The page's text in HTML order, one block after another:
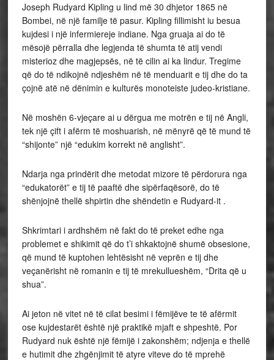
Joseph Rudyard Kipling u lind më 30 dhjetor 1865 në
Bombei, në një familje të pasur. Kipling fillimisht iu besua
kujdesi i një infermiereje indiane. Nga gruaja ai do të
mësojë përralla dhe legjenda të shumta të atij vendi
misterioz dhe magjepsës, në të cilin ai ka lindur. Tregime
që do të ndikojnë ndjeshëm në të menduarit e tij dhe do ta
çojnë atë në dënimin e kulturës monoteiste judeo-kristiane.
Në moshën 6-vjeçare ai u dërgua me motrën e tij në Angli,
tek një çift i afërm të moshuarish, në mënyrë që të mund të
“shijonte” një “edukim korrekt në anglisht”.
Ndarja nga prindërit dhe metodat mizore të përdorura nga
“edukatorët” e tij të paaftë dhe sipërfaqësorë, do të
shënjojnë thellë shpirtin dhe shëndetin e Rudyard-it .
Shkrimtari i ardhshëm në fakt do të preket edhe nga
problemet e shikimit që do t’i shkaktojnë shumë obsesione,
që mund të kuptohen lehtësisht në veprën e tij dhe
veçanërisht në romanin e tij të mrekullueshëm, “Drita që u
shua”.
Ai jeton në vitet në të cilat besimi i fëmijëve te të afërmit
ose kujdestarët është një praktikë mjaft e shpeshtë. Por
Rudyard nuk është një fëmijë i zakonshëm; ndjenja e thellë
e hutimit dhe zhgënjimit të atyre viteve do të mprehë